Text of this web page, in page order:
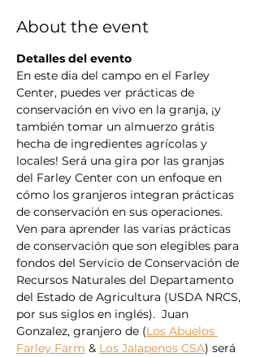
About the event
Detalles del evento
En este dia del campo en el Farley
Center, puedes ver prácticas de
conservación en vivo en la granja, ¡y
también tomar un almuerzo grátis
hecha de ingredientes agrícolas y
locales! Será una gira por las granjas
del Farley Center con un enfoque en
cómo los granjeros integran prácticas
de conservación en sus operaciones.
Ven para aprender las varias prácticas
de conservación que son elegibles para
fondos del Servicio de Conservación de
Recursos Naturales del Departamento
del Estado de Agricultura (USDA NRCS,
por sus siglos en inglés).  Juan
Gonzalez, granjero de (Los Abuelos
Farley Farm & Los Jalapenos CSA) será